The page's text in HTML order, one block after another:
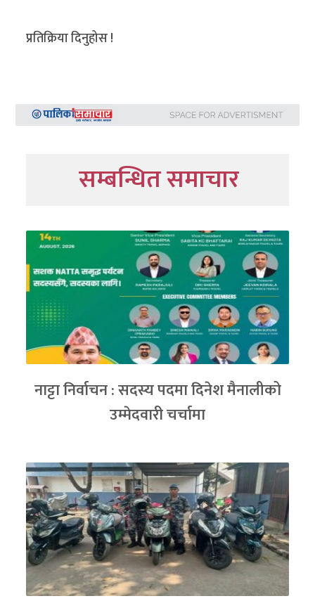
प्रतिक्रिया दिनुहोस !
सम्बन्धित समाचार
नाट्टा निर्वाचन : सदस्य पदमा दिनेश मैनालीको
उम्मेदवारी चर्चामा